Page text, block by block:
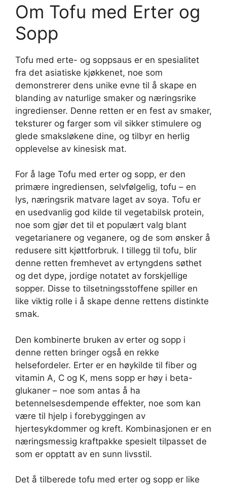
Om Tofu med Erter og
Sopp
Tofu med erte- og soppsaus er en spesialitet
fra det asiatiske kjøkkenet, noe som
demonstrerer dens unike evne til å skape en
blanding av naturlige smaker og næringsrike
ingredienser. Denne retten er en fest av smaker,
teksturer og farger som vil sikker stimulere og
glede smaksløkene dine, og tilbyr en herlig
opplevelse av kinesisk mat.
For å lage Tofu med erter og sopp, er den
primære ingrediensen, selvfølgelig, tofu – en
lys, næringsrik matvare laget av soya. Tofu er
en usedvanlig god kilde til vegetabilsk protein,
noe som gjør det til et populært valg blant
vegetarianere og veganere, og de som ønsker å
redusere sitt kjøttforbruk. I tillegg til tofu, blir
denne retten fremhevet av ertyngdens søthet
og det dype, jordige notatet av forskjellige
sopper. Disse to tilsetningsstoffene spiller en
like viktig rolle i å skape denne rettens distinkte
smak.
Den kombinerte bruken av erter og sopp i
denne retten bringer også en rekke
helsefordeler. Erter er en høykilde til fiber og
vitamin A, C og K, mens sopp er høy i beta-
glukaner – noe som antas å ha
betennelsesdempende effekter, noe som kan
være til hjelp i forebyggingen av
hjertesykdommer og kreft. Kombinasjonen er en
næringsmessig kraftpakke spesielt tilpasset de
som er opptatt av en sunn livsstil.
Det å tilberede tofu med erter og sopp er like